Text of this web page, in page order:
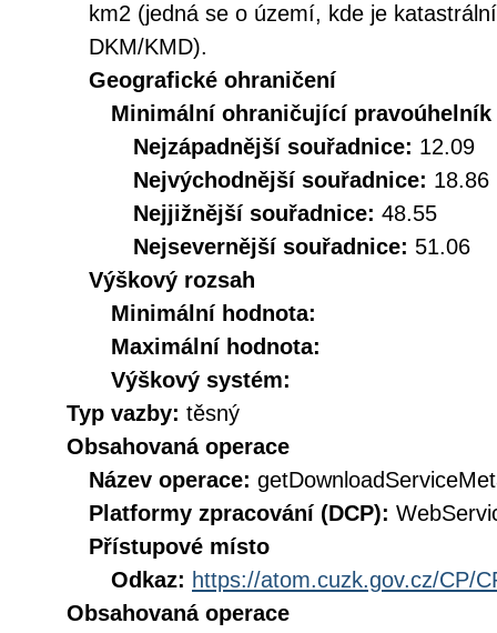
km2 (jedná se o území, kde je
DKM/KMD).
Geografické ohraničení
Minimální ohraničující pravoúhelník
Nejzápadnější souřadnice: 12.09
Nejvýchodnější souřadnice: 18.86
Nejjižnější souřadnice: 48.55
Nejsevernější souřadnice: 51.06
Výškový rozsah
Minimální hodnota:
Maximální hodnota:
Výškový systém:
Typ vazby: těsný
Obsahovaná operace
Název operace:
Platformy zpracování (DCP):
Přístupové místo
Odkaz: https://atom.cuzk.gov.cz/CP/
Obsahovaná operace